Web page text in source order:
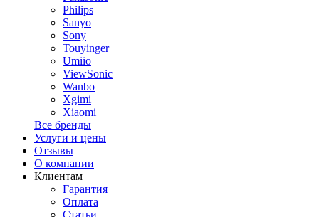
Philips
Sanyo
Sony
Touyinger
Umiio
ViewSonic
Wanbo
Xgimi
Xiaomi
Все бренды
Услуги и цены
Отзывы
О компании
Клиентам
Гарантия
Оплата
Статьи